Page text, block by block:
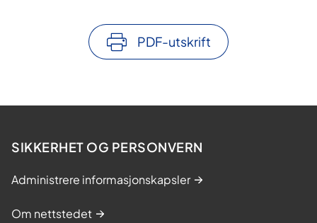
PDF-utskrift
SIKKERHET OG PERSONVERN
Administrere informasjonskapsler
Om nettstedet